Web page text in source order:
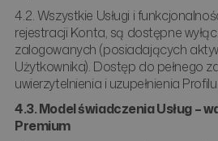
4.2. Wszystkie Usługi i
rejestracji Konta, są dostępne
zalogowanych (posiadających
Użytkownika). Dostęp do pełnego
uwierzytelnienia i uzupełnienia
4.3. Model świadczenia Usług –
Premium